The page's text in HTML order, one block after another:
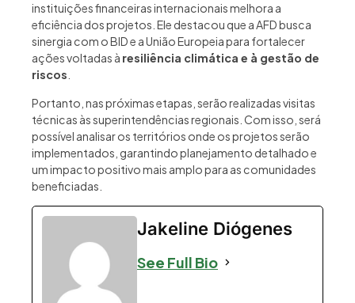
instituições financeiras internacionais melhora a
eficiência dos projetos. Ele destacou que a AFD busca
sinergia com o BID e a União Europeia para fortalecer
ações voltadas à resiliência climática e à gestão de
riscos
Portanto, nas próximas etapas, serão realizadas visitas
técnicas às superintendências regionais. Com isso, será
possível analisar os territórios onde os projetos serão
implementados, garantindo planejamento detalhado e
um impacto positivo mais amplo para as comunidades
beneficiadas.
Jakeline Diógenes
See Full Bio